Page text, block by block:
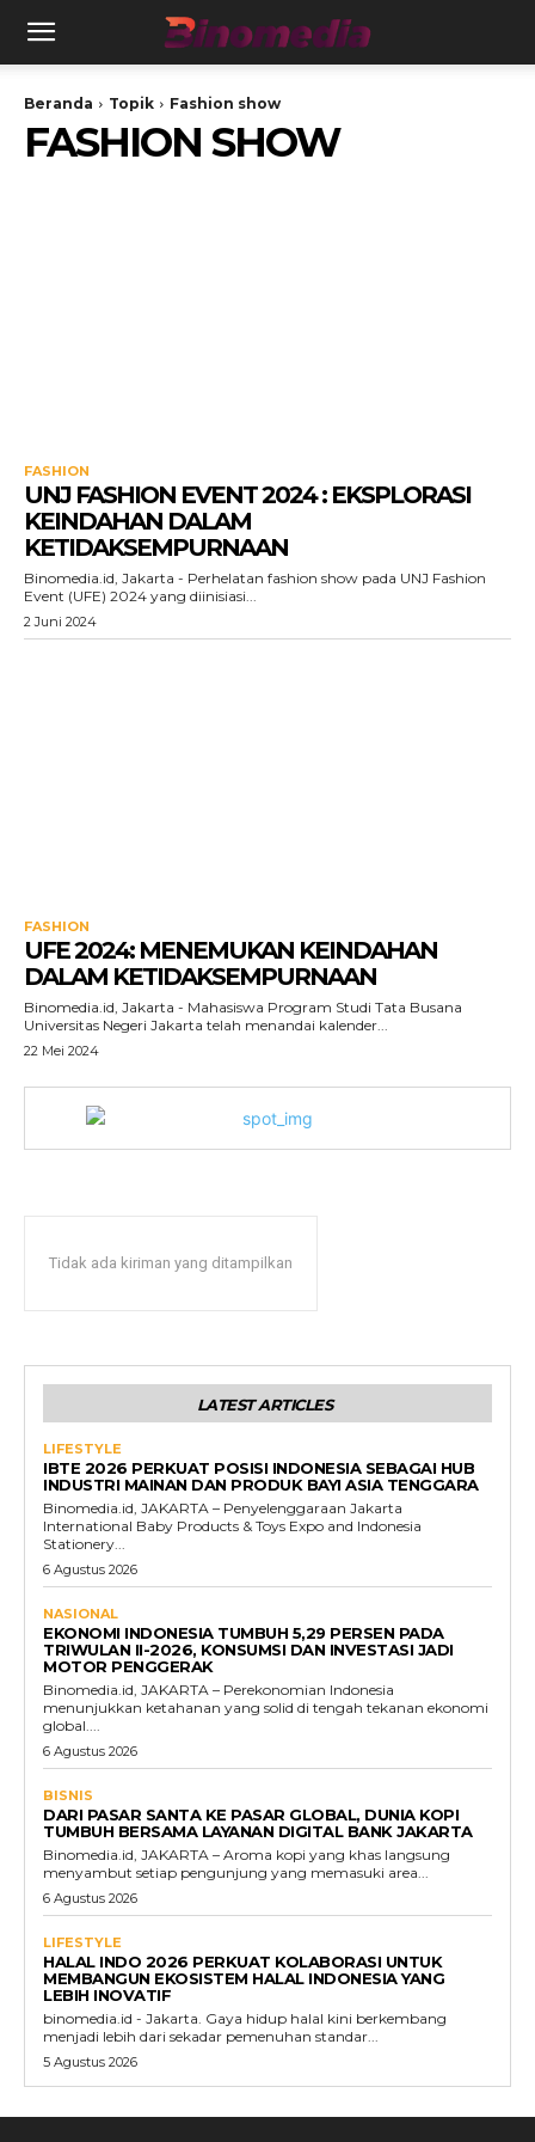
Beranda Topik Fashion show
FASHION SHOW
FASHION
UNJ FASHION EVENT 2024 : EKSPLORASI
KEINDAHAN DALAM
KETIDAKSEMPURNAAN
Binomedia.id, Jakarta - Perhelatan fashion show pada UNJ Fashion
Event (UFE) 2024 yang diinisiasi...
2 Juni 2024
FASHION
UFE 2024: MENEMUKAN KEINDAHAN
DALAM KETIDAKSEMPURNAAN
Binomedia.id, Jakarta - Mahasiswa Program Studi Tata Busana
Universitas Negeri Jakarta telah menandai kalender...
22 Mei 2024
Tidak ada kiriman yang ditampilkan
LATEST ARTICLES
LIFESTYLE
IBTE 2026 PERKUAT POSISI INDONESIA SEBAGAI HUB
INDUSTRI MAINAN DAN PRODUK BAYI ASIA TENGGARA
Binomedia.id, JAKARTA – Penyelenggaraan Jakarta
International Baby Products & Toys Expo and Indonesia
Stationery...
6 Agustus 2026
NASIONAL
EKONOMI INDONESIA TUMBUH 5,29 PERSEN PADA
TRIWULAN II-2026, KONSUMSI DAN INVESTASI JADI
MOTOR PENGGERAK
Binomedia.id, JAKARTA – Perekonomian Indonesia
menunjukkan ketahanan yang solid di tengah tekanan ekonomi
global....
6 Agustus 2026
BISNIS
DARI PASAR SANTA KE PASAR GLOBAL, DUNIA KOPI
TUMBUH BERSAMA LAYANAN DIGITAL BANK JAKARTA
Binomedia.id, JAKARTA – Aroma kopi yang khas langsung
menyambut setiap pengunjung yang memasuki area...
6 Agustus 2026
LIFESTYLE
HALAL INDO 2026 PERKUAT KOLABORASI UNTUK
MEMBANGUN EKOSISTEM HALAL INDONESIA YANG
LEBIH INOVATIF
binomedia.id - Jakarta. Gaya hidup halal kini berkembang
menjadi lebih dari sekadar pemenuhan standar...
5 Agustus 2026